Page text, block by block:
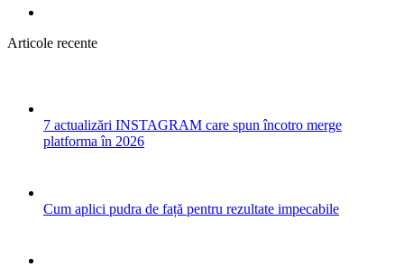
Articole recente
7 actualizări INSTAGRAM care spun încotro merge
platforma în 2026
Cum aplici pudra de față pentru rezultate impecabile